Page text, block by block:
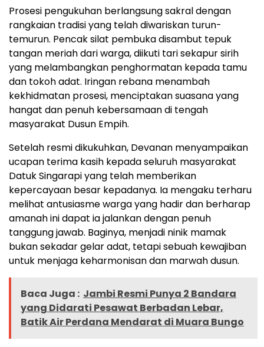
Prosesi pengukuhan berlangsung sakral dengan
rangkaian tradisi yang telah diwariskan turun-
temurun. Pencak silat pembuka disambut tepuk
tangan meriah dari warga, diikuti tari sekapur sirih
yang melambangkan penghormatan kepada tamu
dan tokoh adat. Iringan rebana menambah
kekhidmatan prosesi, menciptakan suasana yang
hangat dan penuh kebersamaan di tengah
masyarakat Dusun Empih.
Setelah resmi dikukuhkan, Devanan menyampaikan
ucapan terima kasih kepada seluruh masyarakat
Datuk Singarapi yang telah memberikan
kepercayaan besar kepadanya. Ia mengaku terharu
melihat antusiasme warga yang hadir dan berharap
amanah ini dapat ia jalankan dengan penuh
tanggung jawab. Baginya, menjadi ninik mamak
bukan sekadar gelar adat, tetapi sebuah kewajiban
untuk menjaga keharmonisan dan marwah dusun.
Baca Juga : Jambi Resmi Punya 2 Bandara
yang Didarati Pesawat Berbadan Lebar,
Batik Air Perdana Mendarat di Muara Bungo